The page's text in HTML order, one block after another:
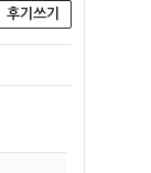
후기쓰기